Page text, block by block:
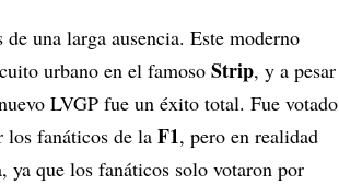
una larga ausencia. Este moderno
urbano en el famoso Strip, y a pesar
LVGP fue un éxito total. Fue votado
los fanáticos de la F1, pero en realidad
ya que los fanáticos solo votaron por